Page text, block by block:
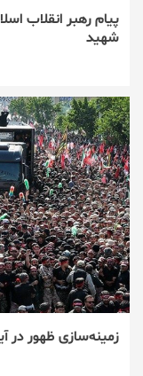
پیام رهبر انقلاب
شهید
زمینه‌سازی ظهور در